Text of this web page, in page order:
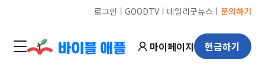
로그인 ㅣ GOODTVㅣ 데일리굿뉴스 ㅣ 문의하기
마이페이지 헌금하기